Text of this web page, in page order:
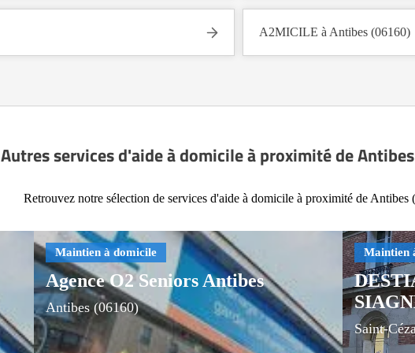
A2MICILE à Antibes (06160)
Autres services d'aide à domicile à proximité de
Retrouvez notre sélection de services d'aide à domicile à proximité de Antibes
Agence O2 Seniors Antibes
Antibes (06160)
Saint-